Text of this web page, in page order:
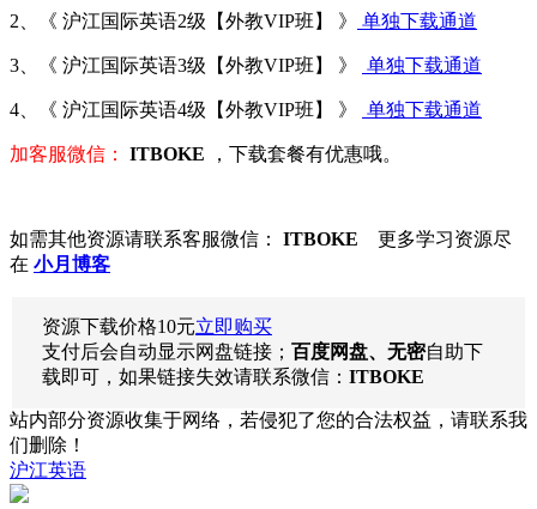
2、《 沪江国际英语2级【外教VIP班】 》 单独下载通道
3、《 沪江国际英语3级【外教VIP班】 》 单独下载通道
4、《 沪江国际英语4级【外教VIP班】 》 单独下载通道
加客服微信： ITBOKE ，下载套餐有优惠哦。
如需其他资源请联系客服微信： ITBOKE 更多学习资源尽
在 小月博客
资源下载价格10元立即购买
支付后会自动显示网盘链接； 百度网盘、无密自助下
载即可，如果链接失效请联系微信： ITBOKE
站内部分资源收集于网络，若侵犯了您的合法权益，请联系我
们删除！
沪江英语